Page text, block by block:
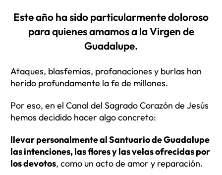
Este año ha sido particularmente doloroso
para quienes amamos a la Virgen de
Guadalupe.
Ataques, blasfemias, profanaciones y burlas han
herido profundamente la fe de millones.
Por eso, en el Canal del Sagrado Corazón de Jesús
hemos decidido hacer algo concreto:
llevar personalmente al Santuario de Guadalupe
las intenciones, las flores y las velas ofrecidas por
los devotos, como un acto de amor y reparación.